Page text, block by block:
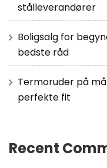
stålleverandører
Boligsalg for
bedste råd
Termoruder på
perfekte fit
Recent